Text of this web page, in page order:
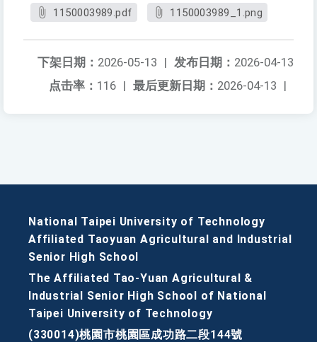
1150003989.pdf 1150003989_1.png
发布日期： 2026-04-13
下架日期： 2026-05-13 |
最后更新日期： 2026-04-13 |
点击率： 116 |
National Taipei University of Technology
Affiliated Taoyuan Agricultural and Industrial
Senior High School
The Affiliated Tao-Yuan Agricultural &
Industrial Senior High School of National
Taipei University of Technology
(330014)桃園市桃園區成功路二段144號